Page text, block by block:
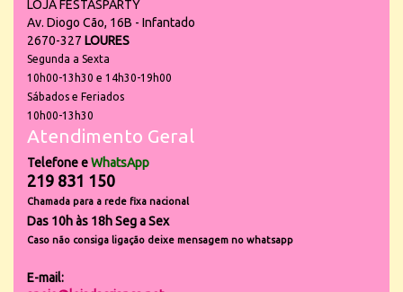
LOJA FESTASPARTY
Av. Diogo Cão, 16B - Infantado
2670-327 LOURES
Segunda a Sexta
10h00-13h30 e 14h30-19h00
Sábados e Feriados
10h00-13h30
Atendimento Geral
Telefone eWhatsApp
219 831 150
Chamada para a rede fixa nacional
Das 10h às 18h Seg a Sex
Caso não consiga ligação deixe mensagem no whatsapp
E-mail: